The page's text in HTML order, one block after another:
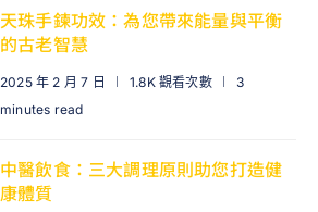
天珠手鍊功效：為您帶來能量與平衡
的古老智慧
2025 年 2 月 7 日 1.8K 觀看次數
3
minutes read
中醫飲食：三大調理原則助您打造健
康體質